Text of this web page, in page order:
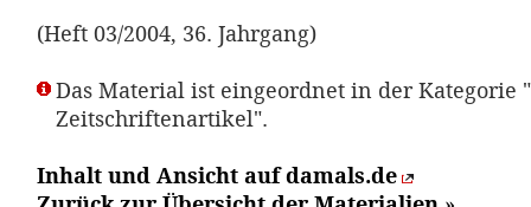
(Heft 03/2004, 36. Jahrgang)
Das Material ist eingeordnet in der Kategorie
Zeitschriftenartikel".
Inhalt und Ansicht auf damals.de